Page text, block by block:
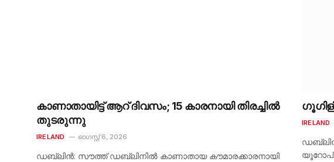
കാണാതായിട്ട് ആറ് ദിവസം; 15 കാരനായി തിരച്ചിൽ
തുടരുന്നു
IRELAND ഓഗസ്റ്റ്‌ 6, 2026
ഡബ്ലിൻ: സൗത്ത് ഡബ്ലിനിൽ കാണാതായ കൗമാരക്കാരനായി
IRELAND